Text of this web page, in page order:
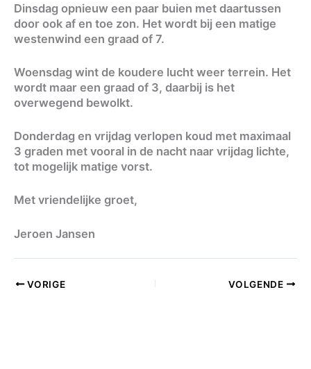
Dinsdag opnieuw een paar buien met daartussen
door ook af en toe zon. Het wordt bij een matige
westenwind een graad of 7.
Woensdag wint de koudere lucht weer terrein. Het
wordt maar een graad of 3, daarbij is het
overwegend bewolkt.
Donderdag en vrijdag verlopen koud met maximaal
3 graden met vooral in de nacht naar vrijdag lichte,
tot mogelijk matige vorst.
Met vriendelijke groet,
Jeroen Jansen
VORIGE VOLGENDE